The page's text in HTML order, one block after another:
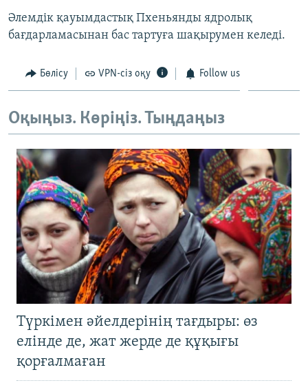
Басқа тілдерде
Әлемдік қауымдастық Пхеньянды ядролық
бағдарламасынан бас тартуға шақырумен келеді.
Бөлісу VPN-сіз оқу Follow us
Оқыңыз. Көріңіз. Тыңдаңыз
Түркімен әйелдерінің тағдыры: өз
елінде де, жат жерде де құқығы
қорғалмаған